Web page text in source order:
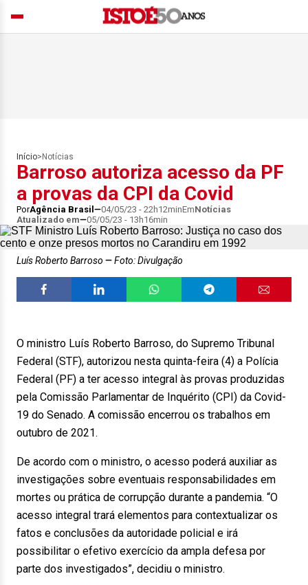
Início> Notícias
Barroso autoriza acesso da PF
a provas da CPI da Covid
PorAgência Brasil 04/05/23 - 22h12minEmNotícias
Atualizado em
05/05/23 - 13h16min
Luís Roberto Barroso Foto: Divulgação
O ministro Luís Roberto Barroso, do Supremo Tribunal
Federal (STF), autorizou nesta quinta-feira (4) a Polícia
Federal (PF) a ter acesso integral às provas produzidas
pela Comissão Parlamentar de Inquérito (CPI) da Covid-
19 do Senado. A comissão encerrou os trabalhos em
outubro de 2021.
De acordo com o ministro, o acesso poderá auxiliar as
investigações sobre eventuais responsabilidades em
mortes ou prática de corrupção durante a pandemia. “O
acesso integral trará elementos para contextualizar os
fatos e conclusões da autoridade policial e irá
possibilitar o efetivo exercício da ampla defesa por
parte dos investigados”, decidiu o ministro.